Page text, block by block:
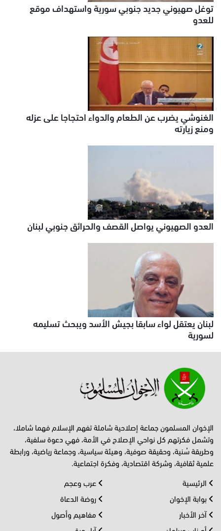
توغل صهيوني جديد جنوبي سورية واستهداف موقع
للعدو
الغنوشي يضرب عن الطعام والدواء احتجاجا على عزله
ومنع زيارته
العدو الصهيوني يواصل القصف والحرائق جنوبي لبنان
لبنان يعتقل لواء سابقا بجيش الأسد ويبحث تسليمه
لسورية
الإخوان المسلمون جماعة إصلاحية شاملة تفهم الإسلام فهما شاملا،
وتشمل فكرتهم كل نواحي الإصلاح في الأمة، فهي دعوة سلفية،
وطريقة سُنية، وحقيقة صوفية، وهيئة سياسية، وجماعة رياضية، ورابطة
علمية ثقافية، وشركة اقتصادية، وفكرة اجتماعية.
الرئيسية
بوابة الإخوان
آخر الأخبار
عرب وعجم
روضة الدعاة
مفاهيم وأصول